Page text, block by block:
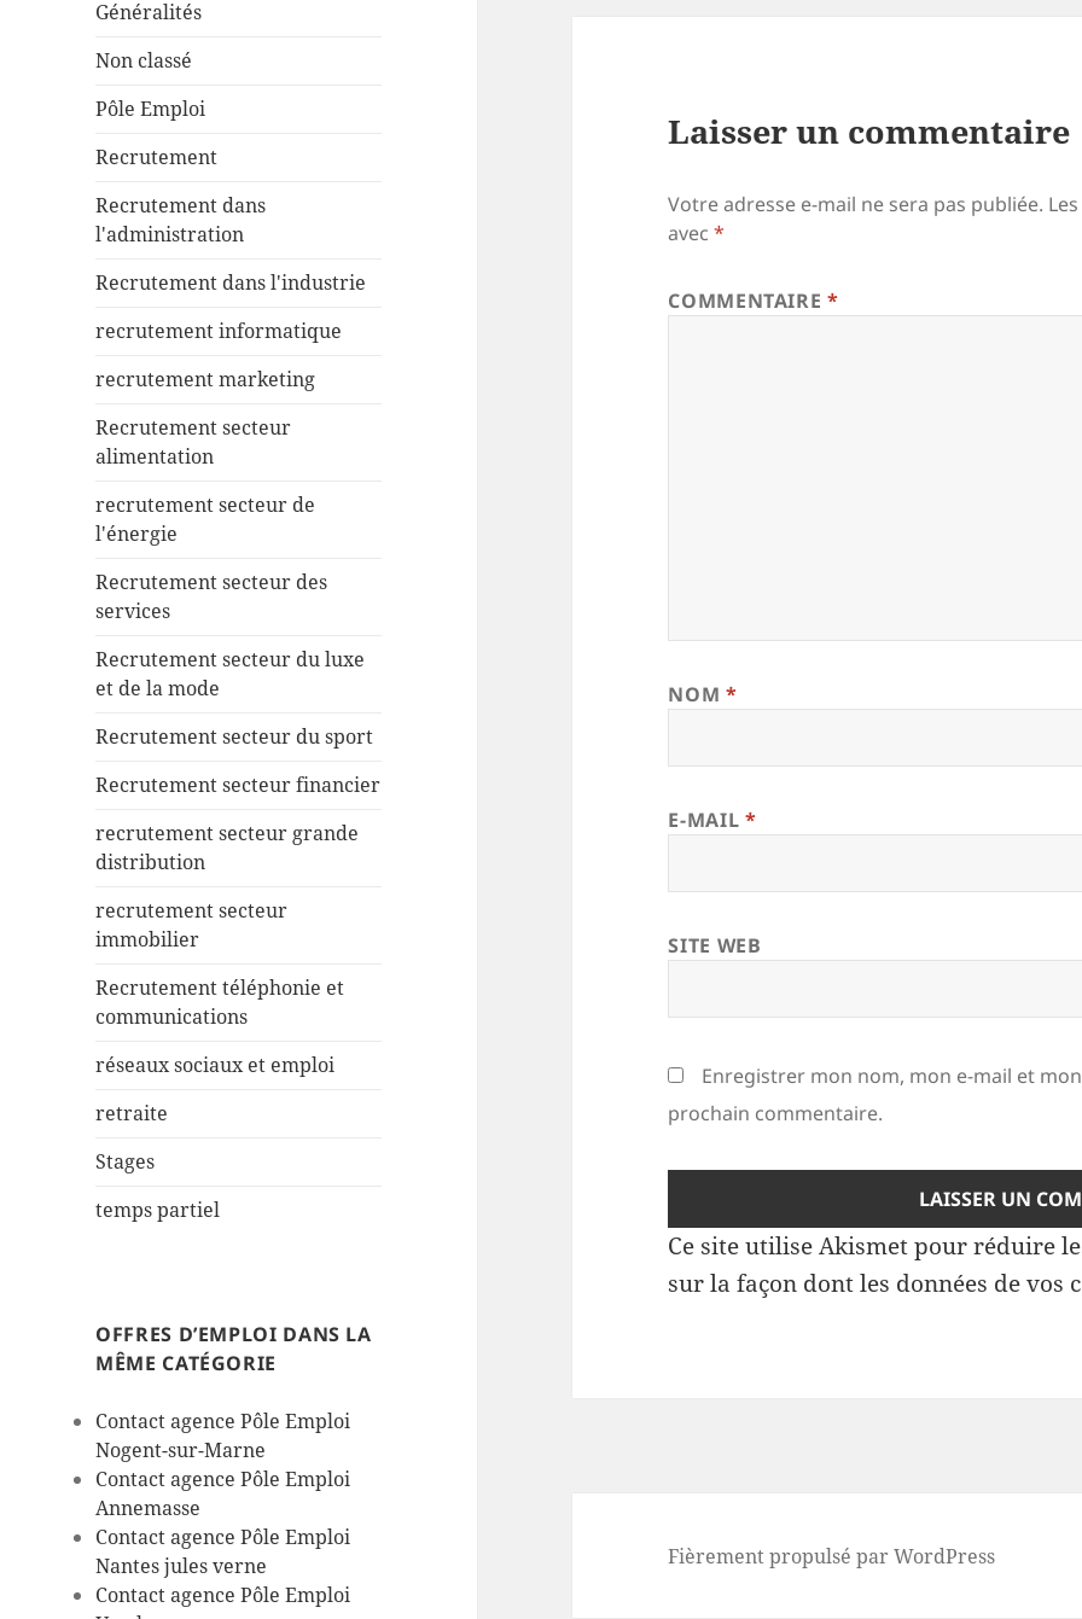
Généralités
Non classé
Pôle Emploi
Recrutement
Recrutement dans
l'administration
Recrutement dans l'industrie
recrutement informatique
recrutement marketing
Recrutement secteur
alimentation
recrutement secteur de
l'énergie
Recrutement secteur des
services
Recrutement secteur du luxe
et de la mode
Recrutement secteur du sport
Recrutement secteur financier
recrutement secteur grande
distribution
recrutement secteur
immobilier
Recrutement téléphonie et
communications
réseaux sociaux et emploi
retraite
Stages
temps partiel
OFFRES D’EMPLOI DANS LA
MÊME CATÉGORIE
Contact agence Pôle Emploi
Nogent-sur-Marne
Contact agence Pôle Emploi
Annemasse
Contact agence Pôle Emploi
Nantes jules verne
Contact agence Pôle Emploi
Laisser un commentaire
Votre adresse e-mail ne sera pas publiée.
avec*
COMMENTAIRE*
NOM *
E-MAIL *
SITE WEB
Enregistrer mon nom, mon e-mail et
prochain commentaire.
Ce site utilise Akismet pour réduire
sur la façon dont les données de vos
Fièrement propulsé par WordPress